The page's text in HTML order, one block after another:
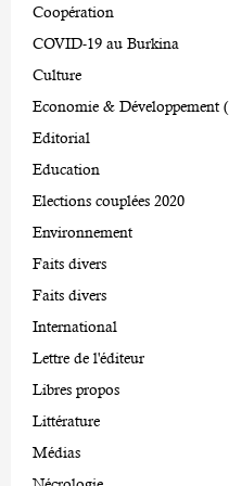
Coopération
COVID-19 au Burkina
Culture
Economie & Développement
Editorial
Education
Elections couplées 2020
Environnement
Faits divers
Faits divers
International
Lettre de l'éditeur
Libres propos
Littérature
Médias